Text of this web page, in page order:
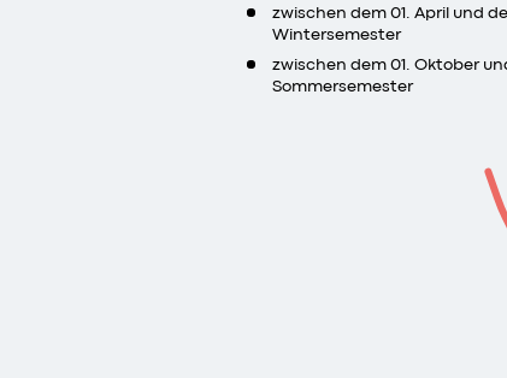
zwischen dem 01. April und
Wintersemester
zwischen dem 01. Oktober
Sommersemester